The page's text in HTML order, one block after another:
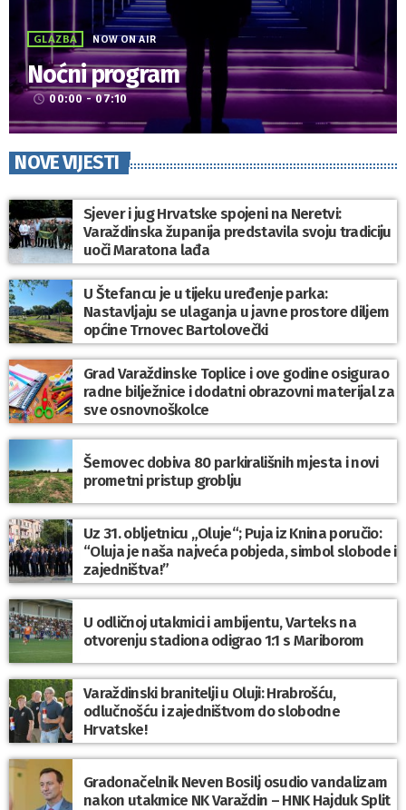
GLAZBA NOW ON AIR
Noćni program
access_time 00:00 - 07:10
NOVE VIJESTI
Sjever i jug Hrvatske spojeni na Neretvi:
Varaždinska županija predstavila svoju tradiciju
uoči Maratona lađa
U Štefancu je u tijeku uređenje parka:
Nastavljaju se ulaganja u javne prostore diljem
općine Trnovec Bartolovečki
Grad Varaždinske Toplice i ove godine osigurao
radne bilježnice i dodatni obrazovni materijal za
sve osnovnoškolce
Šemovec dobiva 80 parkirališnih mjesta i novi
prometni pristup groblju
Uz 31. obljetnicu „Oluje“; Puja iz Knina poručio:
“Oluja je naša najveća pobjeda, simbol slobode i
zajedništva!”
U odličnoj utakmici i ambijentu, Varteks na
otvorenju stadiona odigrao 1:1 s Mariborom
Varaždinski branitelji u Oluji: Hrabrošću,
odlučnošću i zajedništvom do slobodne
Hrvatske!
Gradonačelnik Neven Bosilj osudio vandalizam
nakon utakmice NK Varaždin – HNK Hajduk Split